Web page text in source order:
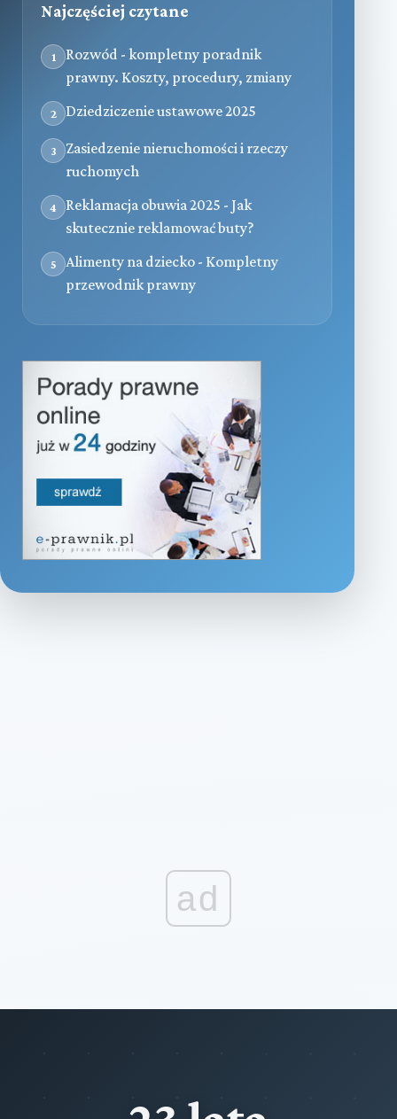
Najczęściej czytane
1
Rozwód - kompletny poradnik
prawny. Koszty, procedury, zmiany
2 Dziedziczenie ustawowe 2025
3
Zasiedzenie nieruchomości i rzeczy
ruchomych
4
Reklamacja obuwia 2025 - Jak
skutecznie reklamować buty?
5
Alimenty na dziecko - Kompletny
przewodnik prawny
ad